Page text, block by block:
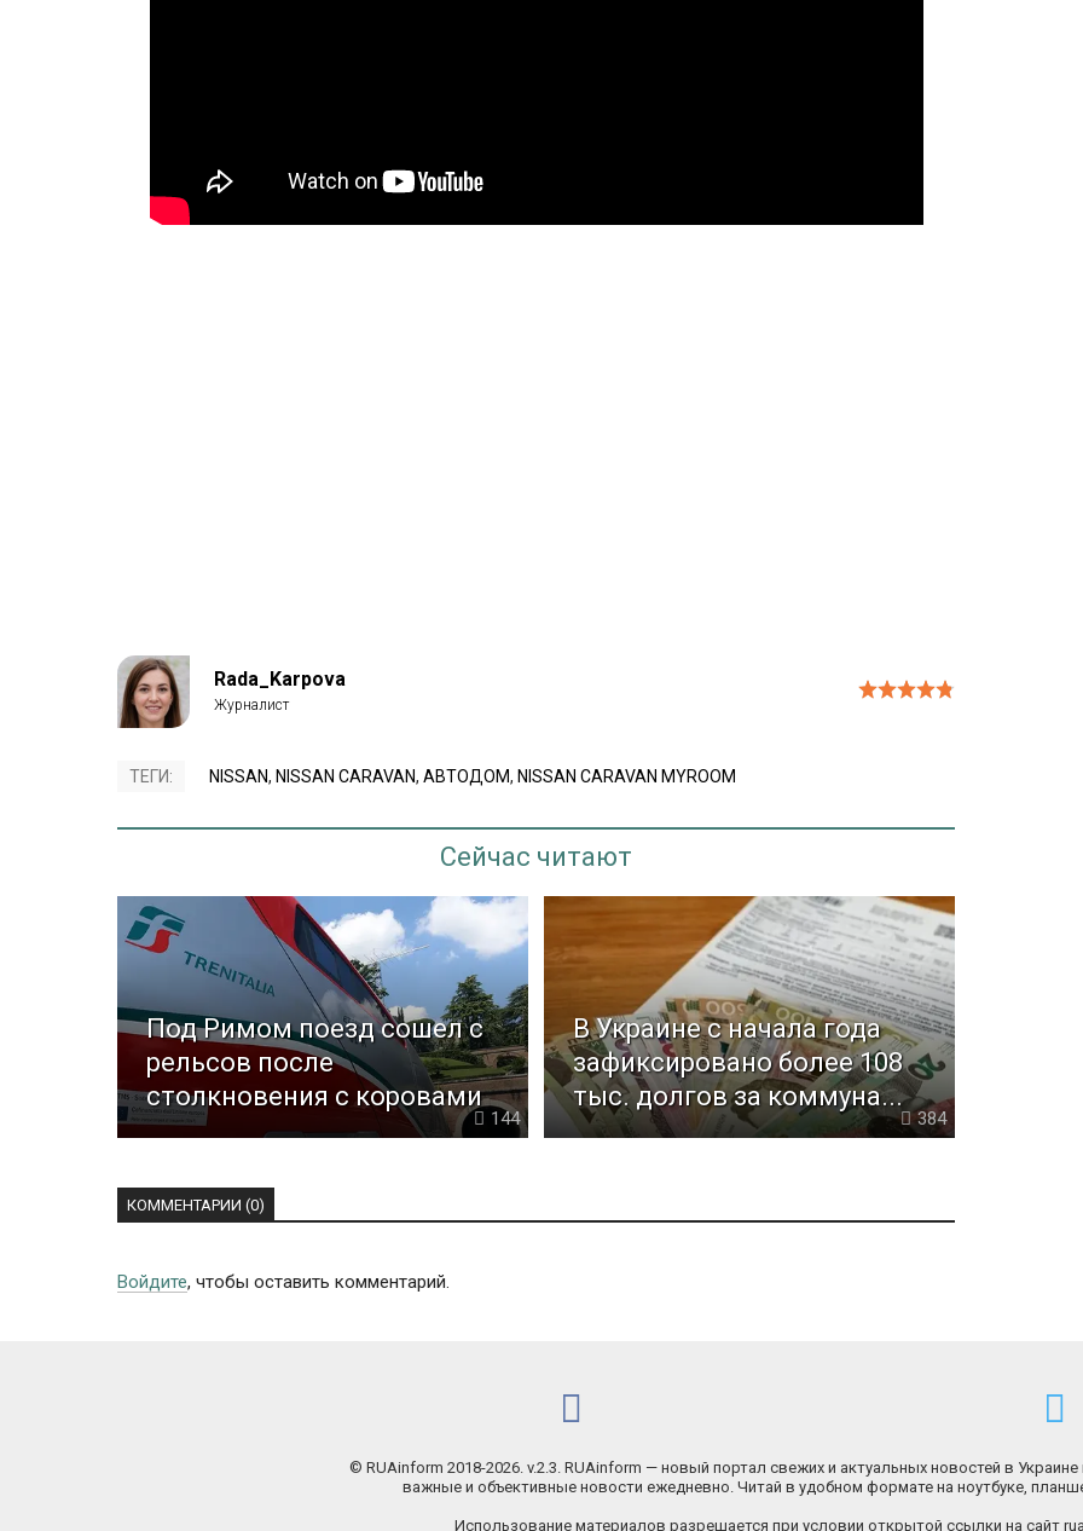
Rada_Karpova
ТЕГИ: NISSAN, NISSAN CARAVAN, АВТОДОМ, NISSAN CARAVAN MYROOM
Сейчас читают
Под Римом поезд сошел с
рельсов после
столкновения с коровами
144
В Украине с начала года
зафиксировано более 108
тыс. долгов за коммуна...
384
КОММЕНТАРИИ (0)
Войдите, чтобы оставить комментарий.
© RUAinform 2018-2026. v.2.3. RUAinform — новый портал свежих и актуальных новостей в Украине
важные и объективные новости ежедневно. Читай в удобном формате на ноутбуке,
Использование материалов разрешается при условии открытой ссылки на сайт